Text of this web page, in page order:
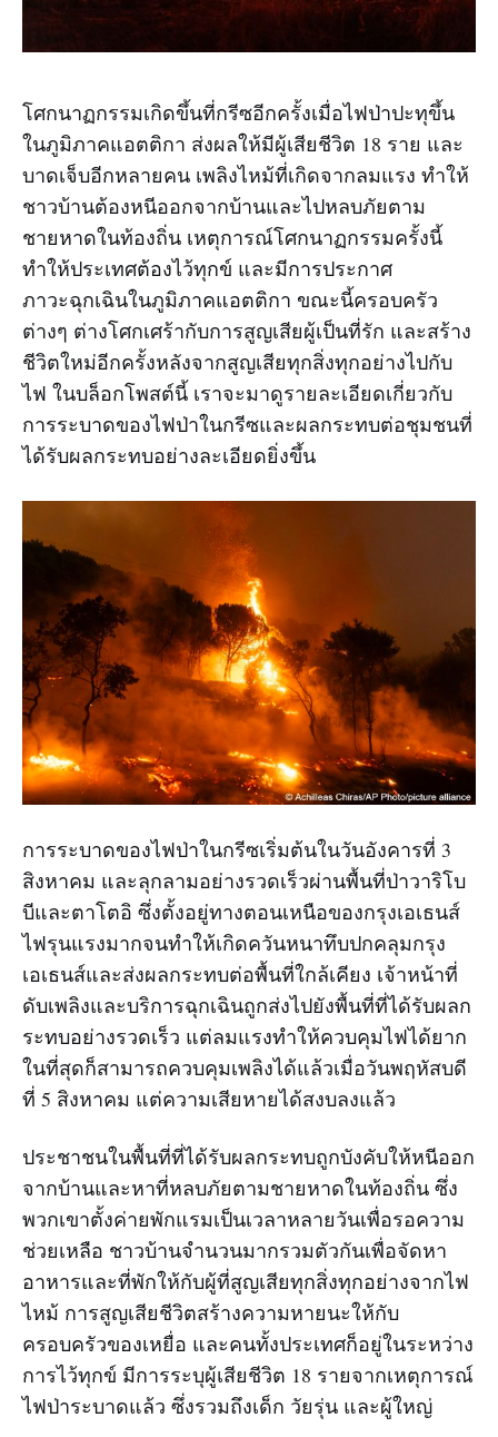
โศกนาฏกรรมเกิดขึ้นที่กรีซอีกครั้งเมื่อไฟป่าปะทุขึ้น
ในภูมิภาคแอตติกา ส่งผลให้มีผู้เสียชีวิต 18 ราย และ
บาดเจ็บอีกหลายคน เพลิงไหม้ที่เกิดจากลมแรง ทำให้
ชาวบ้านต้องหนีออกจากบ้านและไปหลบภัยตาม
ชายหาดในท้องถิ่น เหตุการณ์โศกนาฏกรรมครั้งนี้
ทำให้ประเทศต้องไว้ทุกข์ และมีการประกาศ
ภาวะฉุกเฉินในภูมิภาคแอตติกา ขณะนี้ครอบครัว
ต่างๆ ต่างโศกเศร้ากับการสูญเสียผู้เป็นที่รัก และสร้าง
ชีวิตใหม่อีกครั้งหลังจากสูญเสียทุกสิ่งทุกอย่างไปกับ
ไฟ ในบล็อกโพสต์นี้ เราจะมาดูรายละเอียดเกี่ยวกับ
การระบาดของไฟป่าในกรีซและผลกระทบต่อชุมชนที่
ได้รับผลกระทบอย่างละเอียดยิ่งขึ้น
การระบาดของไฟป่าในกรีซเริ่มต้นในวันอังคารที่ 3
สิงหาคม และลุกลามอย่างรวดเร็วผ่านพื้นที่ป่าวาริโบ
บีและตาโตอิ ซึ่งตั้งอยู่ทางตอนเหนือของกรุงเอเธนส์
ไฟรุนแรงมากจนทำให้เกิดควันหนาทึบปกคลุมกรุง
เอเธนส์และส่งผลกระทบต่อพื้นที่ใกล้เคียง เจ้าหน้าที่
ดับเพลิงและบริการฉุกเฉินถูกส่งไปยังพื้นที่ที่ได้รับผลก
ระทบอย่างรวดเร็ว แต่ลมแรงทำให้ควบคุมไฟได้ยาก
ในที่สุดก็สามารถควบคุมเพลิงได้แล้วเมื่อวันพฤหัสบดี
ที่ 5 สิงหาคม แต่ความเสียหายได้สงบลงแล้ว
ประชาชนในพื้นที่ที่ได้รับผลกระทบถูกบังคับให้หนีออก
จากบ้านและหาที่หลบภัยตามชายหาดในท้องถิ่น ซึ่ง
พวกเขาตั้งค่ายพักแรมเป็นเวลาหลายวันเพื่อรอความ
ช่วยเหลือ ชาวบ้านจำนวนมากรวมตัวกันเพื่อจัดหา
อาหารและที่พักให้กับผู้ที่สูญเสียทุกสิ่งทุกอย่างจากไฟ
ไหม้ การสูญเสียชีวิตสร้างความหายนะให้กับ
ครอบครัวของเหยื่อ และคนทั้งประเทศก็อยู่ในระหว่าง
การไว้ทุกข์ มีการระบุผู้เสียชีวิต 18 รายจากเหตุการณ์
ไฟป่าระบาดแล้ว ซึ่งรวมถึงเด็ก วัยรุ่น และผู้ใหญ่